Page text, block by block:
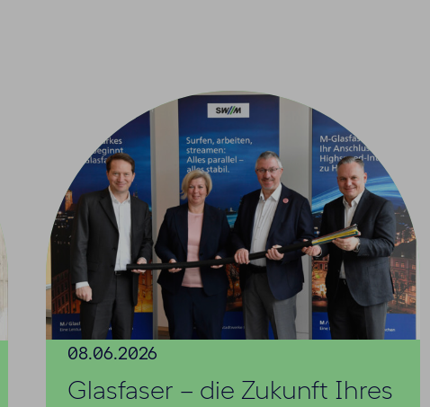
Glasfaser – die Zukunft Ihres
08.06.2026